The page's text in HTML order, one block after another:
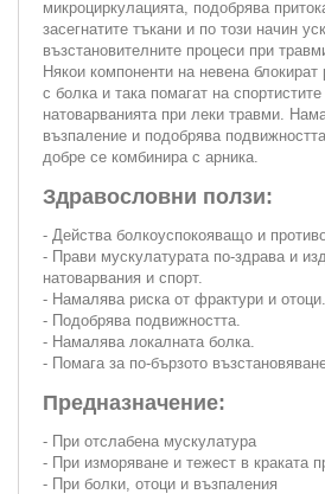
микроциркулацията, подобрява
засегнатите тъкани и по този начин
възстановителните процеси при
Някои компоненти на невена блокират
с болка и така помагат на
натоварванията при леки травми.
възпаление и подобрява
добре се комбинира с арника.
Здравословни ползи:
- Действа болкоуспокояващо и
- Прави мускулатурата по-здрава и
натоварвания и спорт.
- Намалява риска от фрактури и отоци.
- Подобрява подвижността.
- Намалява локалната болка.
- Помага за по-бързото
Предназначение:
- При отслабена мускулатура
- При изморяване и тежест в краката
- При болки, отоци и възпаления